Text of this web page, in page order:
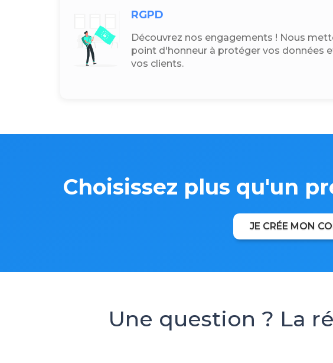
RGPD
Découvrez nos engagements ! Nous
point d'honneur à protéger vos données
vos clients.
Choisissez plus qu'un
JE CRÉE MON
Une question ? La